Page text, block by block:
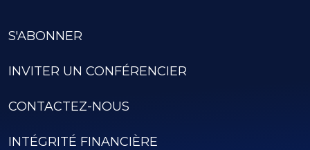
S'ABONNER
INVITER UN CONFÉRENCIER
CONTACTEZ-NOUS
INTÉGRITÉ FINANCIÈRE